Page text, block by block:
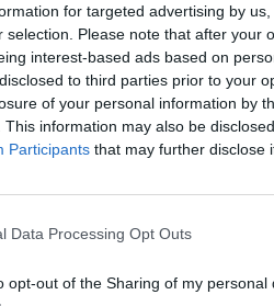
for targeted advertising by
selection. Please note that after your
interest-based ads based on
to third parties prior to your
of your personal information by
This information may also be
Participants that may further disclose
Data Processing Opt Outs
opt-out of the Sharing of my personal
εργαζόμενοι που βρίσκονταν
με ενδεχόμενο δόλο, ενώ
καθώς φέρονται να δήλωσαν
υπεύθυνος για τη σύνδεση
άλμα από τα 40 μέτρα.
ευθύνη»
υποστήριξε ότι οι έλεγχοι του
«από κοινού» από τα μέλη
την τελική ευθύνη για τον